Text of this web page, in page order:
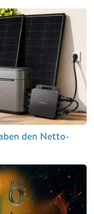
den Netto-